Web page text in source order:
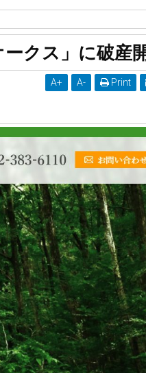
破産開始決定
廃棄物乾燥機
決定クス」に破産
A+ A- Print